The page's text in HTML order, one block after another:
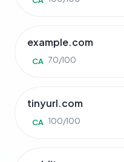
example.com
CA 70/100
tinyurl.com
CA 100/100